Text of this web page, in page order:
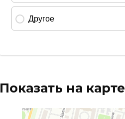
Показать на карте